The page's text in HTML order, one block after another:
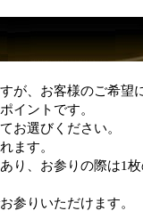
が、お客様のご希望
イントです。
お選びください。
ます。
り、お参りの際は1
参りいただけます。